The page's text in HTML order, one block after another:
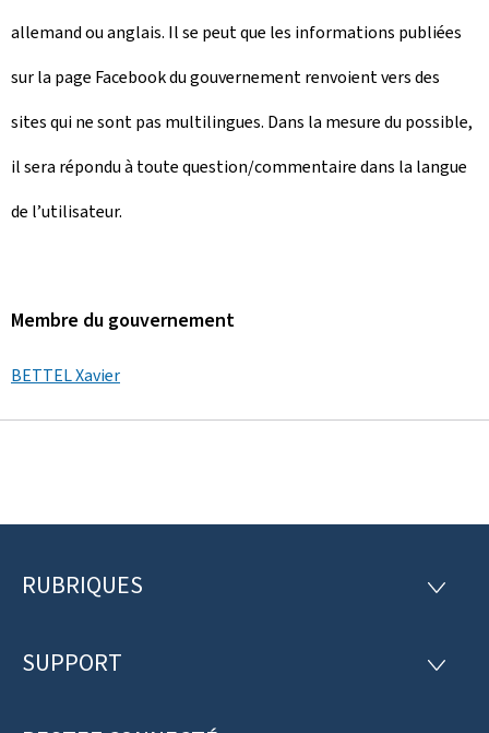
allemand ou anglais. Il se peut que les informations publiées
sur la page Facebook du gouvernement renvoient vers des
sites qui ne sont pas multilingues. Dans la mesure du possible,
il sera répondu à toute question/commentaire dans la langue
de l’utilisateur.
Membre du gouvernement
BETTEL Xavier
P
e
RUBRIQUES
R
R
SUPPORT
S